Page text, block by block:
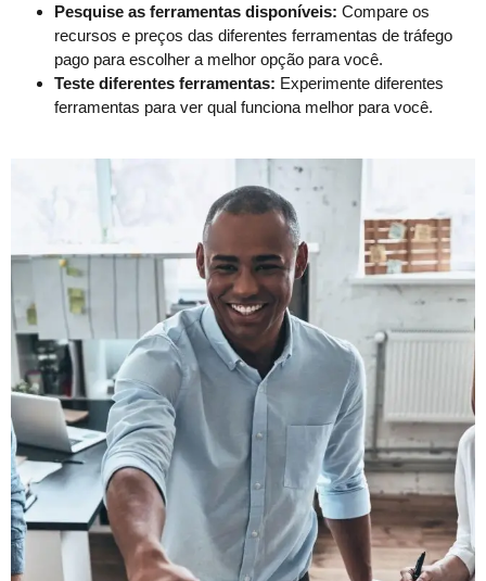
Pesquise as ferramentas disponíveis: Compare os
recursos e preços das diferentes ferramentas de tráfego
pago para escolher a melhor opção para você.
Teste diferentes ferramentas: Experimente diferentes
ferramentas para ver qual funciona melhor para você.